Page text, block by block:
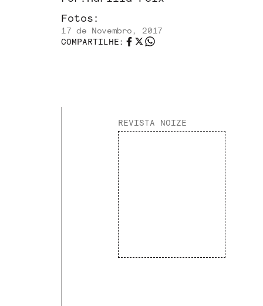
Fotos:
17 de Novembro, 2017
COMPARTILHE:
REVISTA NOIZE